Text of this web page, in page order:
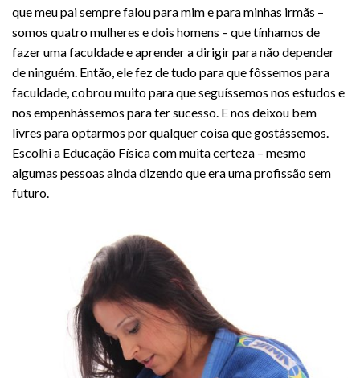
que meu pai sempre falou para mim e para minhas irmãs –
somos quatro mulheres e dois homens – que tínhamos de
fazer uma faculdade e aprender a dirigir para não depender
de ninguém. Então, ele fez de tudo para que fôssemos para
faculdade, cobrou muito para que seguíssemos nos estudos e
nos empenhássemos para ter sucesso. E nos deixou bem
livres para optarmos por qualquer coisa que gostássemos.
Escolhi a Educação Física com muita certeza – mesmo
algumas pessoas ainda dizendo que era uma profissão sem
futuro.